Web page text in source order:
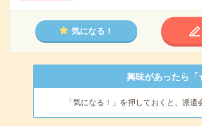
気になる！
興味があったら「
「気になる！」を押しておくと、派遣